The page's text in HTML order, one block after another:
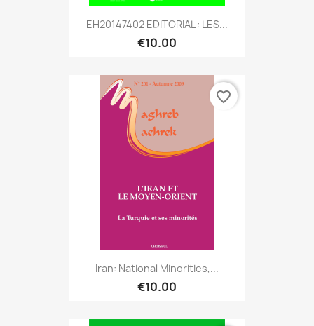
EH20147402 EDITORIAL : LES...
€10.00
Iran: National Minorities,...
€10.00
favorite_border